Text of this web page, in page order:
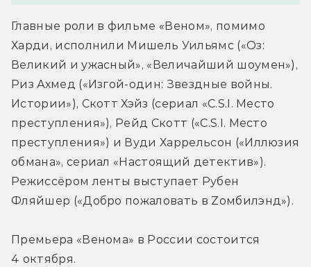
Главные роли в фильме «Веном», помимо
Харди, исполнили Мишель Уильямс («Оз:
Великий и ужасный», «Величайший шоумен»),
Риз Ахмед («Изгой-один: Звездные войны.
Истории»), Скотт Хэйз (сериал «C.S.I. Место
преступления»), Рейд Скотт («C.S.I. Место
преступления») и Вуди Харрельсон («Иллюзия
обмана», сериал «Настоящий детектив»).
Режиссёром ленты выступает Рубен
Фляйшер («Добро пожаловать в Zомбилэнд»).
Премьера «Венома» в России состоится
4 октября.